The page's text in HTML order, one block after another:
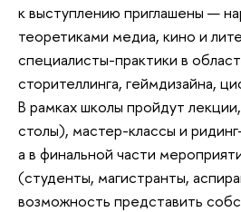
к выступлению приглашены —
теоретиками медиа, кино и
специалисты-практики в
сторителлинга, геймдизайна,
В рамках школы пройдут
столы), мастер-классы и
а в финальной части
(студенты, магистранты,
возможность представить